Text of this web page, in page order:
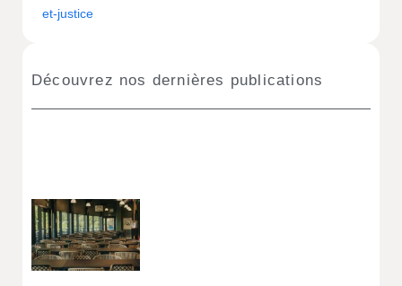
et-justice
Découvrez nos dernières publications